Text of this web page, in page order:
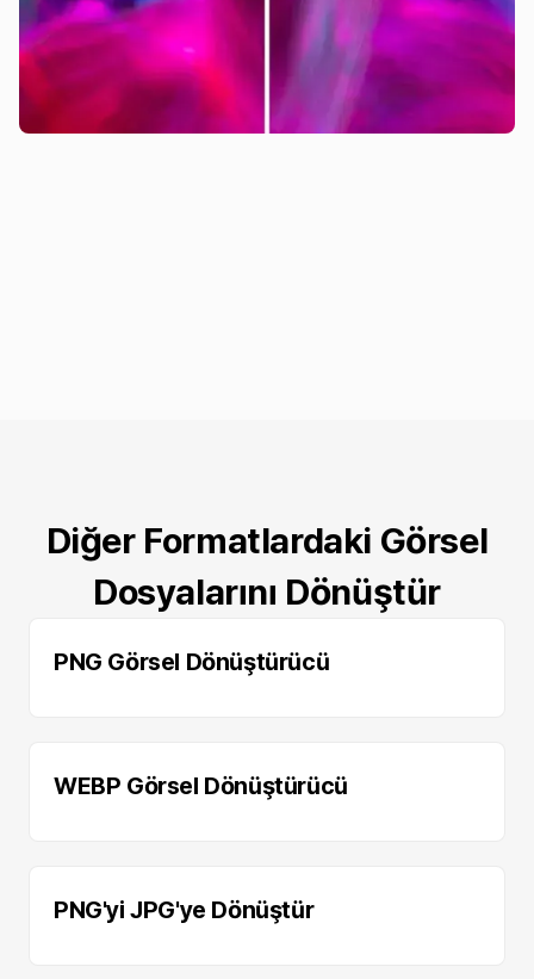
Diğer Formatlardaki Görsel
Dosyalarını Dönüştür
PNG Görsel Dönüştürücü
WEBP Görsel Dönüştürücü
PNG'yi JPG'ye Dönüştür